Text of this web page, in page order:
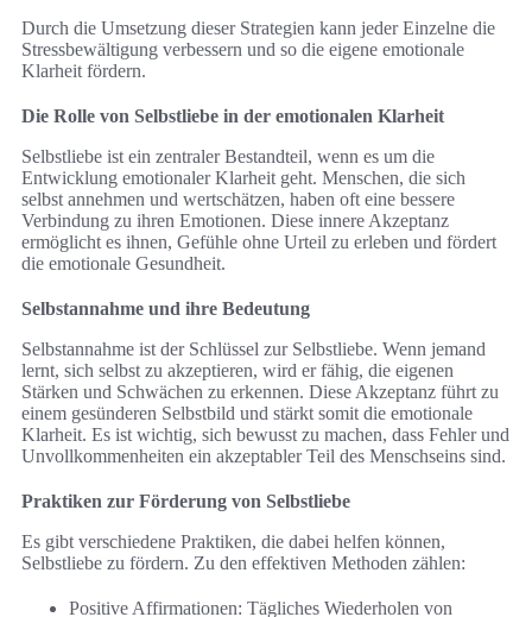
Durch die Umsetzung dieser Strategien kann jeder Einzelne die
Stressbewältigung verbessern und so die eigene emotionale
Klarheit fördern.
Die Rolle von Selbstliebe in der emotionalen Klarheit
Selbstliebe ist ein zentraler Bestandteil, wenn es um die
Entwicklung emotionaler Klarheit geht. Menschen, die sich
selbst annehmen und wertschätzen, haben oft eine bessere
Verbindung zu ihren Emotionen. Diese innere Akzeptanz
ermöglicht es ihnen, Gefühle ohne Urteil zu erleben und fördert
die emotionale Gesundheit.
Selbstannahme und ihre Bedeutung
Selbstannahme ist der Schlüssel zur Selbstliebe. Wenn jemand
lernt, sich selbst zu akzeptieren, wird er fähig, die eigenen
Stärken und Schwächen zu erkennen. Diese Akzeptanz führt zu
einem gesünderen Selbstbild und stärkt somit die emotionale
Klarheit. Es ist wichtig, sich bewusst zu machen, dass Fehler und
Unvollkommenheiten ein akzeptabler Teil des Menschseins sind.
Praktiken zur Förderung von Selbstliebe
Es gibt verschiedene Praktiken, die dabei helfen können,
Selbstliebe zu fördern. Zu den effektiven Methoden zählen:
Positive Affirmationen: Tägliches Wiederholen von